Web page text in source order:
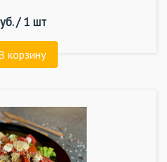
/1 шт
корзину